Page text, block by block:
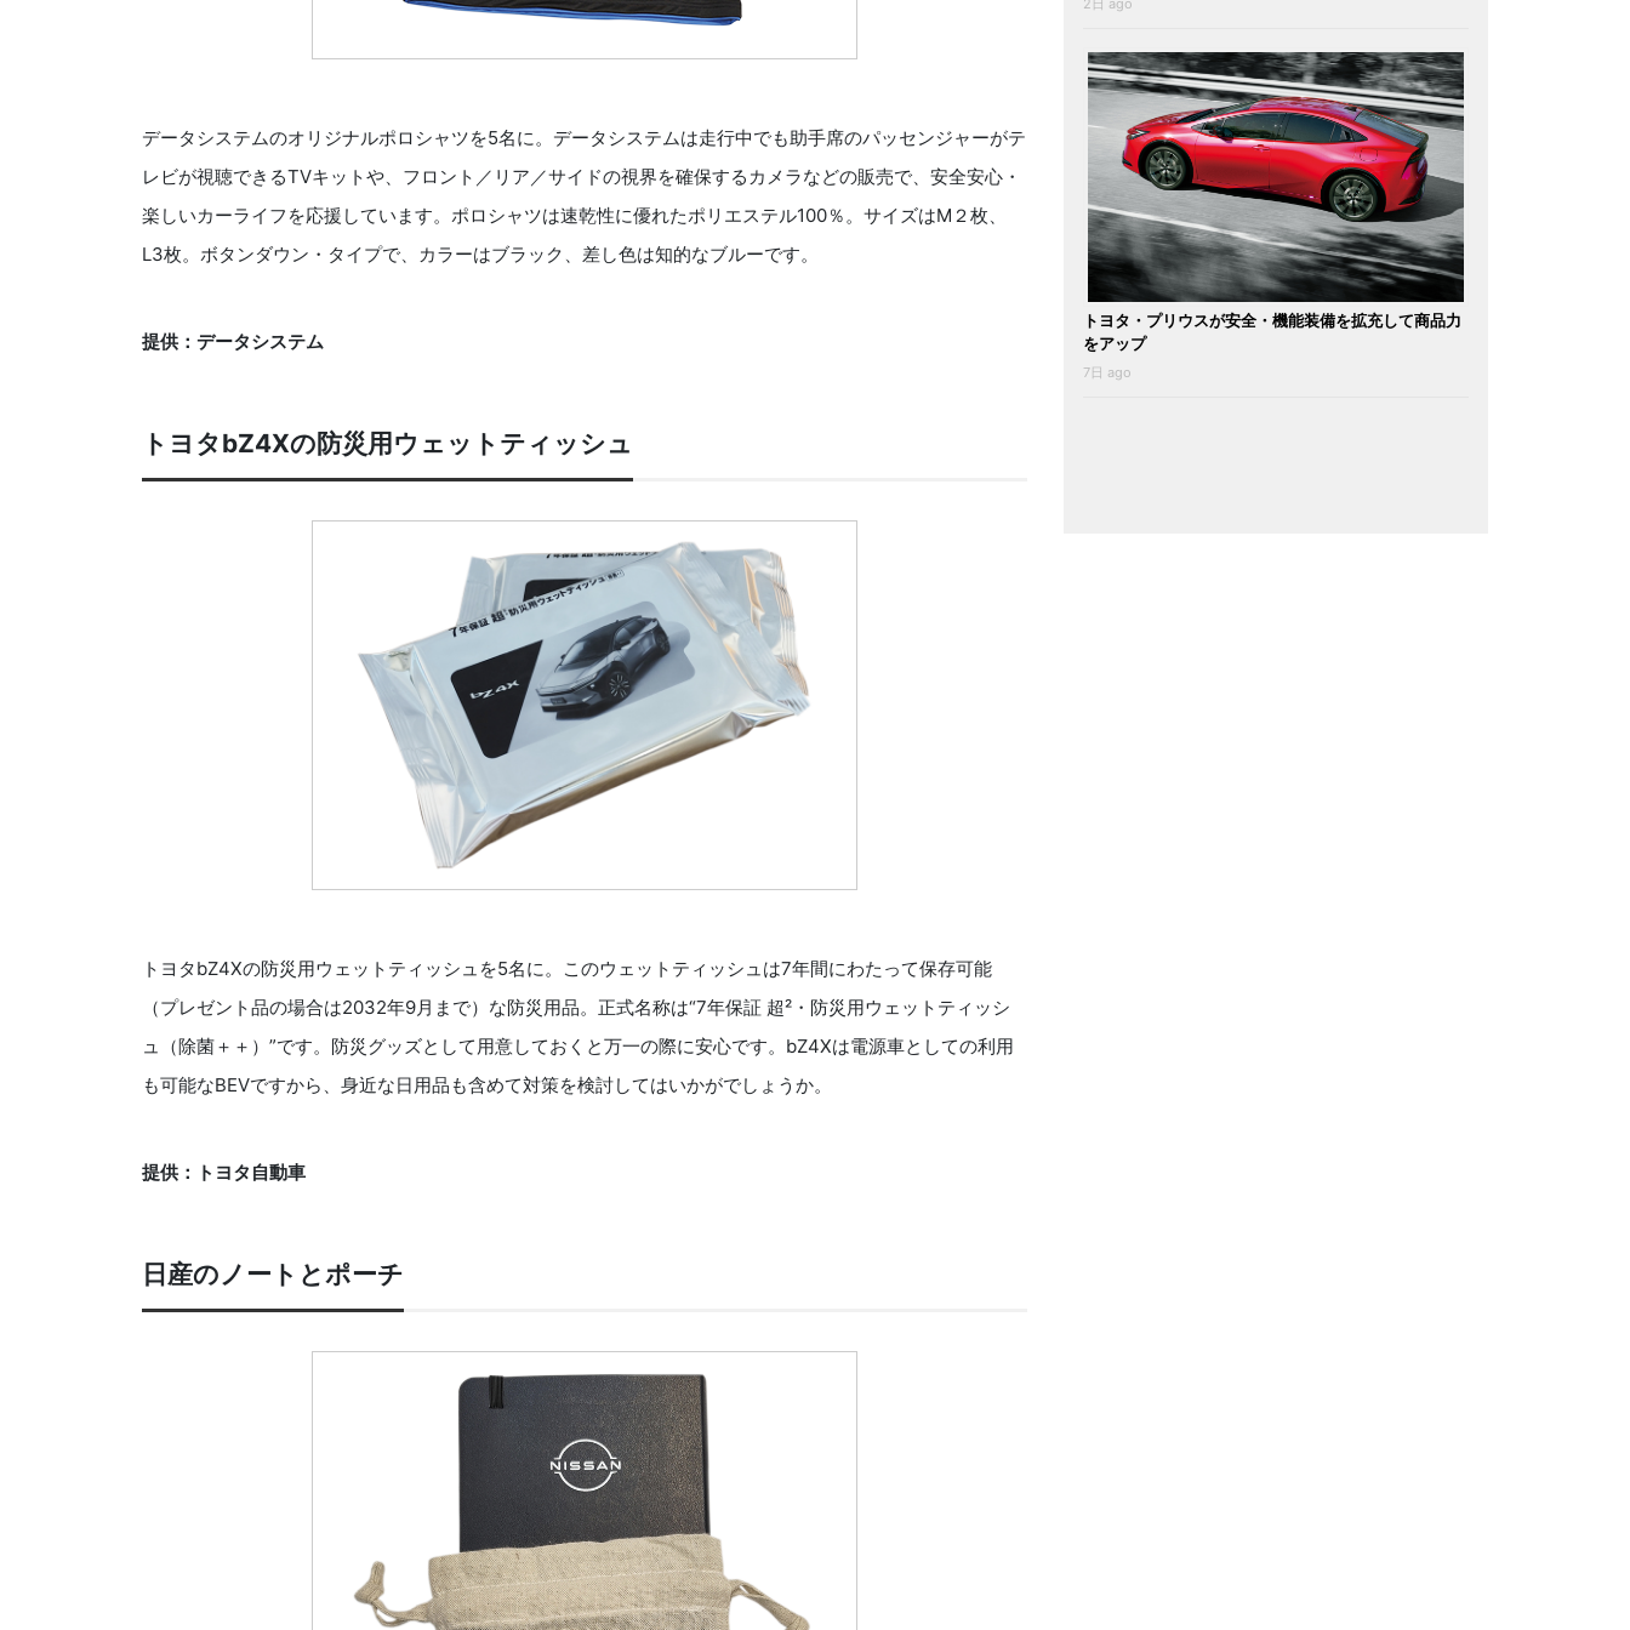
データシステムのオリジナルポロシャツを5名に。データシステムは走行中でも助手席のパッセンジャーがテ
レビが視聴できるTVキットや、フロント／リア／サイドの視界を確保するカメラなどの販売で、安全安心・
楽しいカーライフを応援しています。ポロシャツは速乾性に優れたポリエステル100％。サイズはM２枚、
L3枚。ボタンダウン・タイプで、カラーはブラック、差し色は知的なブルーです。
提供：データシステム
トヨタbZ4Xの防災用ウェットティッシュ
トヨタbZ4Xの防災用ウェットティッシュを5名に。このウェットティッシュは7年間にわたって保存可能
（プレゼント品の場合は2032年9月まで）な防災用品。正式名称は“7年保証 超²・防災用ウェットティッシ
ュ（除菌＋＋）”です。防災グッズとして用意しておくと万一の際に安心です。bZ4Xは電源車としての利用
も可能なBEVですから、身近な日用品も含めて対策を検討してはいかがでしょうか。
提供：トヨタ自動車
日産のノートとポーチ
2日 ago
トヨタ・プリウスが安全・機能装備を拡充して商品力
をアップ
7日 ago